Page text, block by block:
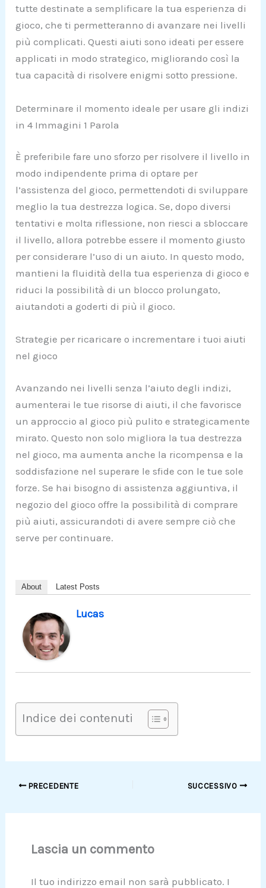
tutte destinate a semplificare la tua esperienza di
gioco, che ti permetteranno di avanzare nei livelli
più complicati. Questi aiuti sono ideati per essere
applicati in modo strategico, migliorando così la
tua capacità di risolvere enigmi sotto pressione.
Determinare il momento ideale per usare gli indizi
in 4 Immagini 1 Parola
È preferibile fare uno sforzo per risolvere il livello in
modo indipendente prima di optare per
l’assistenza del gioco, permettendoti di sviluppare
meglio la tua destrezza logica. Se, dopo diversi
tentativi e molta riflessione, non riesci a sbloccare
il livello, allora potrebbe essere il momento giusto
per considerare l’uso di un aiuto. In questo modo,
mantieni la fluidità della tua esperienza di gioco e
riduci la possibilità di un blocco prolungato,
aiutandoti a goderti di più il gioco.
Strategie per ricaricare o incrementare i tuoi aiuti
nel gioco
Avanzando nei livelli senza l’aiuto degli indizi,
aumenterai le tue risorse di aiuti, il che favorisce
un approccio al gioco più pulito e strategicamente
mirato. Questo non solo migliora la tua destrezza
nel gioco, ma aumenta anche la ricompensa e la
soddisfazione nel superare le sfide con le tue sole
forze. Se hai bisogno di assistenza aggiuntiva, il
negozio del gioco offre la possibilità di comprare
più aiuti, assicurandoti di avere sempre ciò che
serve per continuare.
About Latest Posts
Lucas
Indice dei contenuti
PRECEDENTE SUCCESSIVO
Lascia un commento
Il tuo indirizzo email non sarà pubblicato. I